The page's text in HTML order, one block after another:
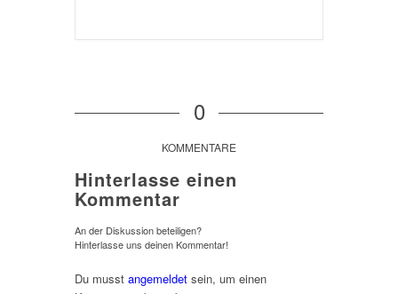
0
KOMMENTARE
Hinterlasse einen
Kommentar
An der Diskussion beteiligen?
Hinterlasse uns deinen Kommentar!
Du musst angemeldet sein, um einen